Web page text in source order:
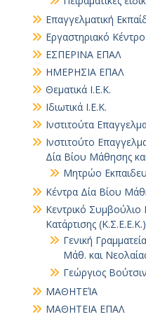
Επαγγελματική
Εργαστηριακό
ΕΣΠΕΡΙΝΑ ΕΠΑΛ
ΗΜΕΡΗΣΙΑ ΕΠΑΛ
Θεματικά Ι.Ε.Κ.
Ιδιωτικά Ι.Ε.Κ.
Ινστιτούτα
Ινστιτούτο
Δία Βίου Μάθησης
Μητρώο
Κέντρα Δία Βίου
Κεντρικό Συμβούλιο
Κατάρτισης (Κ.Σ.Ε.Ε.Κ.)
Γενική
Μάθ. και
Γεώργιος
ΜΑΘΗΤΕΊΑ
ΜΑΘΗΤΕΙΑ ΕΠΑΛ